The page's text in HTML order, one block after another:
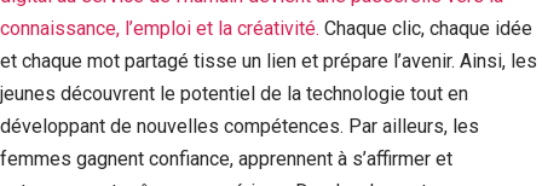
connaissance, l’emploi et la créativité. Chaque clic, chaque idée
et chaque mot partagé tisse un lien et prépare l’avenir. Ainsi, les
jeunes découvrent le potentiel de la technologie tout en
développant de nouvelles compétences. Par ailleurs, les
femmes gagnent confiance, apprennent à s’affirmer et